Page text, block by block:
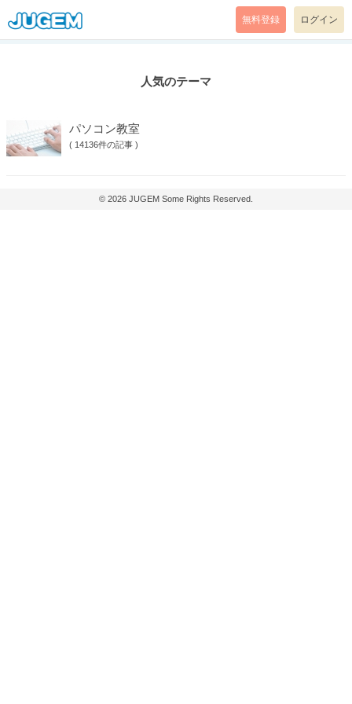
無料登録 ログイン
人気のテーマ
パソコン教室
( 14136件の記事 )
© 2026 JUGEM Some Rights Reserved.